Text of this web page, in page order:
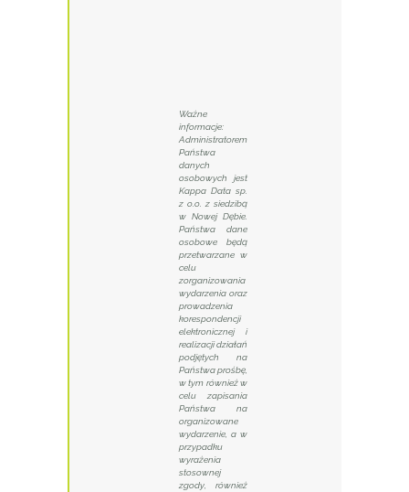
Ważne
informacje:
Administratorem
Państwa
danych
osobowych jest
Kappa Data sp.
z o.o. z siedzibą
w Nowej Dębie.
Państwa dane
osobowe będą
przetwarzane w
celu
zorganizowania
wydarzenia oraz
prowadzenia
korespondencji
elektronicznej i
realizacji działań
podjętych na
Państwa prośbę,
w tym również w
celu zapisania
Państwa na
organizowane
wydarzenie, a w
przypadku
wyrażenia
stosownej
zgody, również